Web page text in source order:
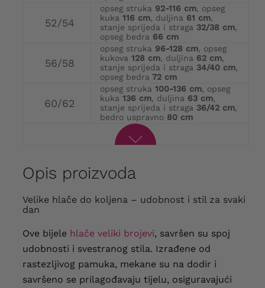
52/54
opseg struka 92-116 cm, opseg
kuka 116 cm, duljina 61 cm,
stanje sprijeda i straga 32/38 cm,
opseg bedra 66 cm
56/58
opseg struka 96-128 cm, opseg
kukova 128 cm, duljina 62 cm,
stanje sprijeda i straga 34/40 cm,
opseg bedra 72 cm
60/62
opseg struka 100-136 cm, opseg
kuka 136 cm, duljina 63 cm,
stanje sprijeda i straga 36/42 cm,
bedro uspravno 80 cm
Opis proizvoda
Velike hlače do koljena – udobnost i stil za svaki
dan
Ove bijele hlače veliki brojevi, savršen su spoj
udobnosti i svestranog stila. Izrađene od
rastezljivog pamuka, mekane su na dodir i
savršeno se prilagođavaju tijelu, osiguravajući